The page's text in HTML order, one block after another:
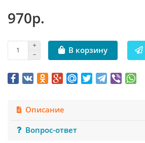
970р.
В корзину
Описание
Вопрос-ответ